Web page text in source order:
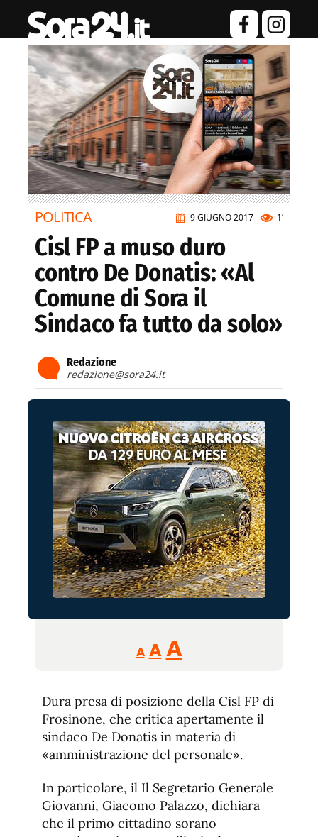
9 GIUGNO 2017 1’
POLITICA
Cisl FP a muso duro
contro De Donatis: «Al
Comune di Sora il
Sindaco fa tutto da solo»
Redazione
redazione@sora24.it
A
Reducir
tamaño
A Restablecer
fuente
AAumentar
de
fuente.
Dura presa di posizione della Cisl FP di
Frosinone, che critica apertamente il
sindaco De Donatis in materia di
«amministrazione del personale».
In particolare, il Il Segretario Generale
Giovanni, Giacomo Palazzo, dichiara
che il primo cittadino sorano